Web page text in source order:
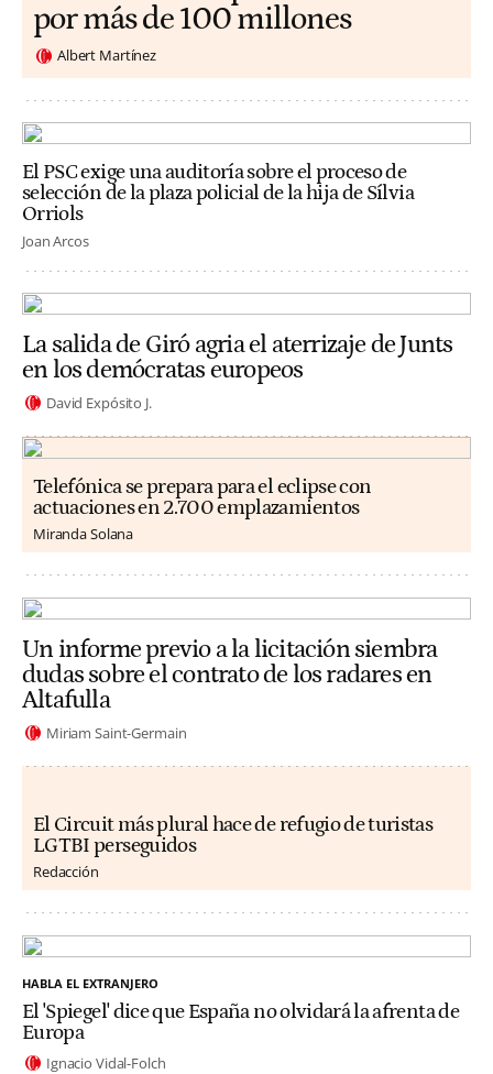
por más de 100 millones
Albert Martínez
El PSC exige una auditoría sobre el proceso de
selección de la plaza policial de la hija de Sílvia
Orriols
Joan Arcos
La salida de Giró agria el aterrizaje de Junts
en los demócratas europeos
David Expósito J.
Telefónica se prepara para el eclipse con
actuaciones en 2.700 emplazamientos
Miranda Solana
Un informe previo a la licitación siembra
dudas sobre el contrato de los radares en
Altafulla
Miriam Saint-Germain
El Circuit más plural hace de refugio de turistas
LGTBI perseguidos
Redacción
HABLA EL EXTRANJERO
El 'Spiegel' dice que España no olvidará la afrenta de
Europa
Ignacio Vidal-Folch